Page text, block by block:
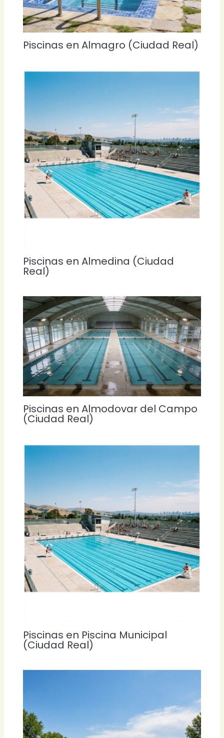
Piscinas en Almagro (Ciudad Real)
Piscinas en Almedina (Ciudad
Real)
Piscinas en Almodovar del Campo
(Ciudad Real)
Piscinas en Piscina Municipal
(Ciudad Real)